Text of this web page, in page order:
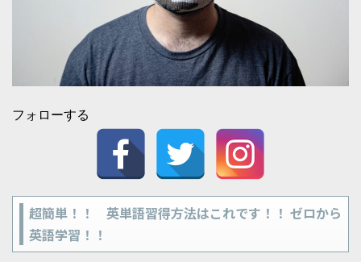
フォローする
超簡単！！ 英単語習得方法はこれです！！ ゼロから
英語学習！！